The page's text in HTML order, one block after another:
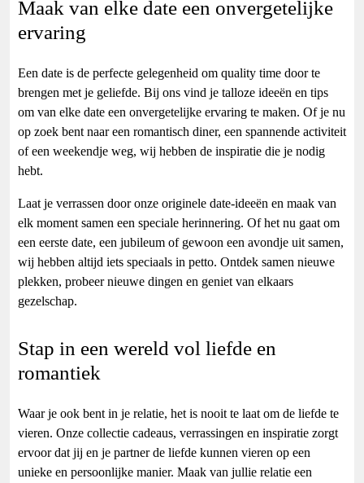
Maak van elke date een onvergetelijke
ervaring
Een date is de perfecte gelegenheid om quality time door te
brengen met je geliefde. Bij ons vind je talloze ideeën en tips
om van elke date een onvergetelijke ervaring te maken. Of je nu
op zoek bent naar een romantisch diner, een spannende activiteit
of een weekendje weg, wij hebben de inspiratie die je nodig
hebt.
Laat je verrassen door onze originele date-ideeën en maak van
elk moment samen een speciale herinnering. Of het nu gaat om
een eerste date, een jubileum of gewoon een avondje uit samen,
wij hebben altijd iets speciaals in petto. Ontdek samen nieuwe
plekken, probeer nieuwe dingen en geniet van elkaars
gezelschap.
Stap in een wereld vol liefde en
romantiek
Waar je ook bent in je relatie, het is nooit te laat om de liefde te
vieren. Onze collectie cadeaus, verrassingen en inspiratie zorgt
ervoor dat jij en je partner de liefde kunnen vieren op een
unieke en persoonlijke manier. Maak van jullie relatie een